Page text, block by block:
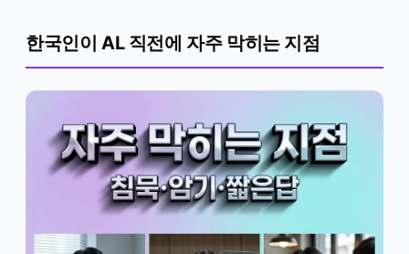
한국인이 AL 직전에 자주 막히는 지점